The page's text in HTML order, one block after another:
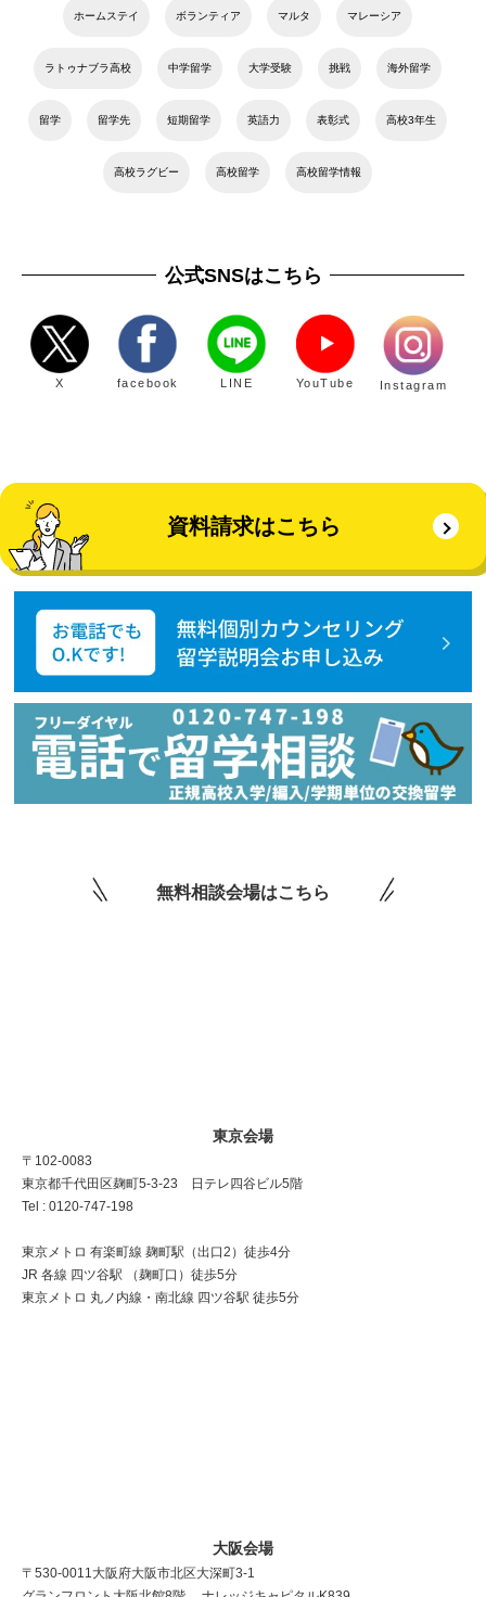
ホームステイ ボランティア マルタ マレーシア
ラトゥナブラ高校 中学留学 大学受験 挑戦 海外留学
留学 留学先 短期留学 英語力 表彰式 高校3年生
高校ラグビー 高校留学 高校留学情報
公式SNSはこちら
X facebook LINE YouTube Instagram
資料請求はこちら
無料相談会場はこちら
東京会場
〒102-0083
東京都千代田区麹町5-3-23 日テレ四谷ビル5階
Tel : 0120-747-198
東京メトロ 有楽町線 麹町駅（出口2）徒歩4分
JR 各線 四ツ谷駅 （麹町口）徒歩5分
東京メトロ 丸ノ内線・南北線 四ツ谷駅 徒歩5分
大阪会場
〒530-0011 大阪府大阪市北区大深町3-1